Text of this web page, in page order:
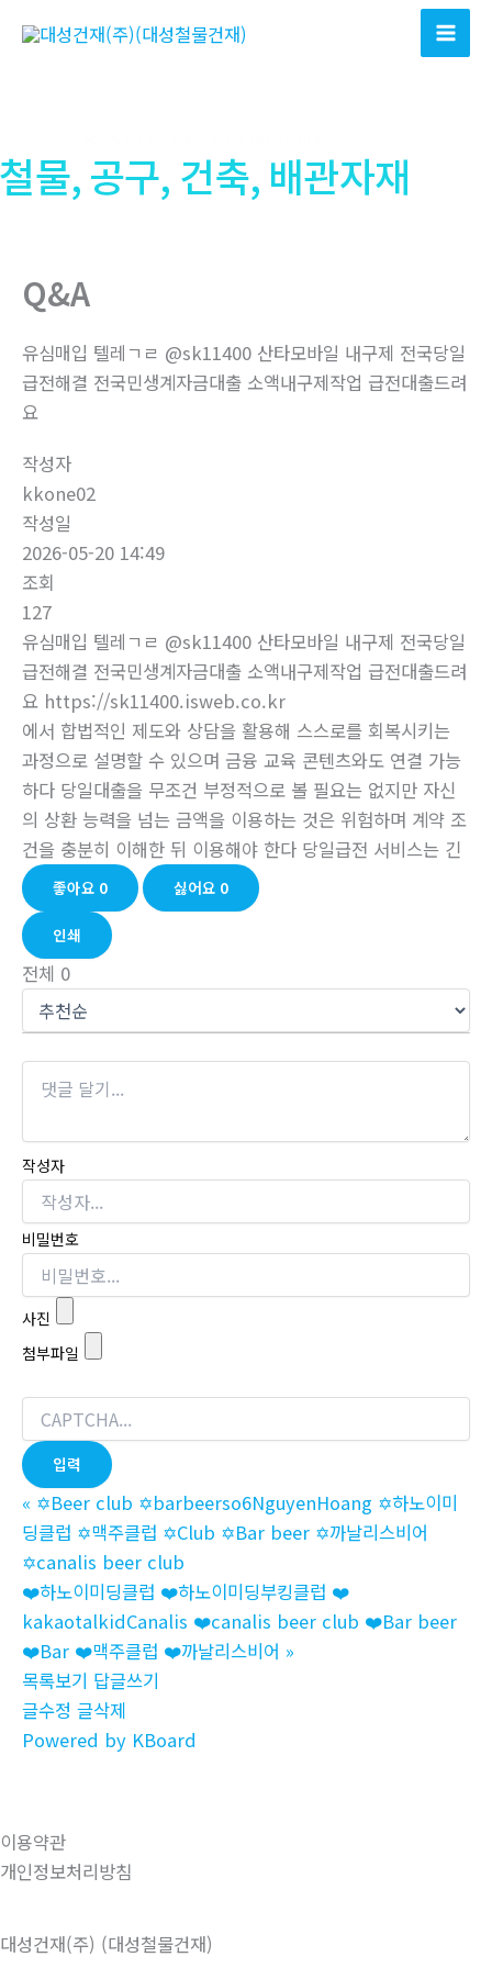
너
뛰
Q&A
유심매입 텔레ㄱㄹ @sk11400 산타모바일 내구제 전국당일
급전해결 전국민생계자금대출 소액내구제작업 급전대출드려
요
작성자
kkone02
작성일
2026-05-20 14:49
조회
127
유심매입 텔레ㄱㄹ @sk11400 산타모바일 내구제 전국당일
급전해결 전국민생계자금대출 소액내구제작업 급전대출드려
요 https://sk11400.isweb.co.kr
에서 합법적인 제도와 상담을 활용해 스스로를 회복시키는
과정으로 설명할 수 있으며 금융 교육 콘텐츠와도 연결 가능
하다 당일대출을 무조건 부정적으로 볼 필요는 없지만 자신
의 상환 능력을 넘는 금액을 이용하는 것은 위험하며 계약 조
건을 충분히 이해한 뒤 이용해야 한다 당일급전 서비스는 긴
좋아요 0 싫어요 0
인쇄
전체 0
작성자
비밀번호
사진
첨부파일
« ✡️Beer club ✡️barbeerso6NguyenHoang ✡️하노이미
딩클럽 ✡️맥주클럽 ✡️Club ✡️Bar beer ✡️까날리스비어
✡️canalis beer club
❤️하노이미딩클럽 ❤️하노이미딩부킹클럽 ❤️
kakaotalkidCanalis ❤️canalis beer club ❤️Bar beer
❤️Bar ❤️맥주클럽 ❤️까날리스비어 »
목록보기 답글쓰기
글수정 글삭제
Powered by KBoard
이용약관
개인정보처리방침
대성건재(주) (대성철물건재)